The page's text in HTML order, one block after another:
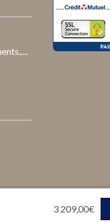
Suivi de commande
3 209,00€